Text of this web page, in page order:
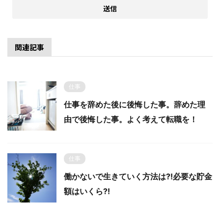
関連記事
仕事
仕事を辞めた後に後悔した事。辞めた理
由で後悔した事。よく考えて転職を！
仕事
働かないで生きていく方法は⁈必要な貯金
額はいくら⁈